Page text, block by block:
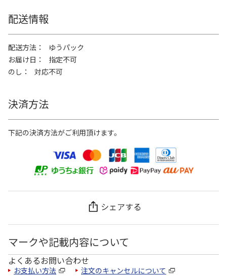
配送情報
配送方法
ゆうパック
お届け日
指定不可
のし
対応不可
決済方法
下記の決済方法がご利用頂けます。
シェアする
マークや記載内容について
よくあるお問い合わせ
お支払い方法 注文のキャンセルについて